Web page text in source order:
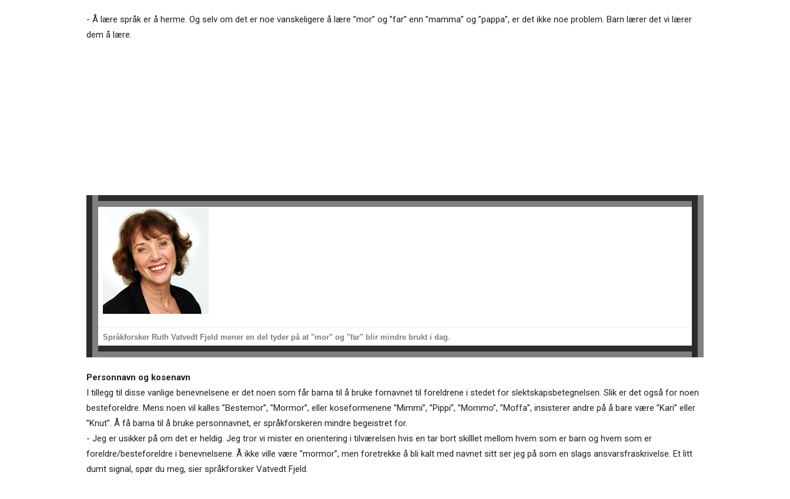
- Å lære språk er å herme. Og selv om det er noe vanskeligere å lære ”mor” og ”far” enn ”mamma” og ”pappa”, er det ikke noe problem. Barn lærer det vi lærer
dem å lære.
Språkforsker Ruth Vatvedt Fjeld mener en del tyder på at "mor" og "far" blir mindre brukt i dag.
Personnavn og kosenavn
I tillegg til disse vanlige benevnelsene er det noen som får barna til å bruke fornavnet til foreldrene i stedet for slektskapsbetegnelsen. Slik er det også for noen
besteforeldre. Mens noen vil kalles ”Bestemor”, ”Mormor”, eller koseformenene ”Mimmi”, ”Pippi”, ”Mommo”, ”Moffa”, insisterer andre på å bare være ”Kari” eller
”Knut”. Å få barna til å bruke personnavnet, er språkforskeren mindre begeistret for.
- Jeg er usikker på om det er heldig. Jeg tror vi mister en orientering i tilværelsen hvis en tar bort skilllet mellom hvem som er barn og hvem som er
foreldre/besteforeldre i benevnelsene. Å ikke ville være ”mormor”, men foretrekke å bli kalt med navnet sitt ser jeg på som en slags ansvarsfraskrivelse. Et litt
dumt signal, spør du meg, sier språkforsker Vatvedt Fjeld.